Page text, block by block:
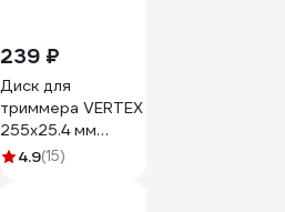
239 ₽
Диск для
триммера VERTEX
255х25.4 мм
vertextools YK-
4.9(15)